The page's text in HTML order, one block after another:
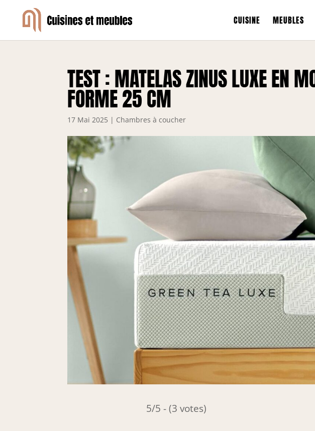
CUISINE MEUBLES
TEST : MATELAS ZINUS LUXE EN
FORME 25 CM
17 Mai 2025 | Chambres à coucher
5/5 - (3 votes)